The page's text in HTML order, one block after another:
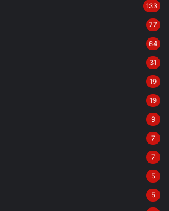
133
77
64
31
19
19
9
7
7
5
5